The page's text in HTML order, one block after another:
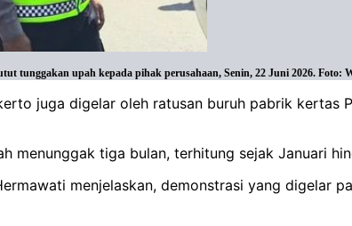
tunggakan upah kepada pihak perusahaan, Senin, 22 Juni 2026. Foto:
juga digelar oleh ratusan buruh pabrik kertas
menunggak tiga bulan, terhitung sejak Januari
menjelaskan, demonstrasi yang digelar